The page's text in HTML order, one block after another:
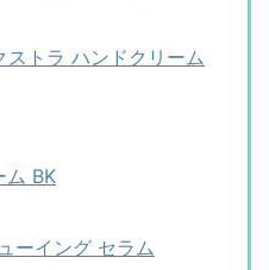
トラ ハンドクリーム
ム BK
ーイング セラム